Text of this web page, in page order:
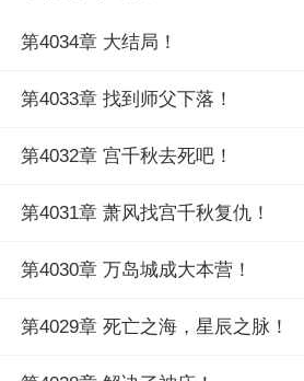
第4034章 大结局！
第4033章 找到师父下落！
第4032章 宫千秋去死吧！
第4031章 萧风找宫千秋复仇！
第4030章 万岛城成大本营！
第4029章 死亡之海，星辰之脉！